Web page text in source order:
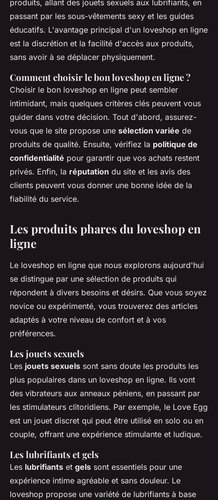
produits, allant des jouets sexuels aux lubrifiants, en
passant par les sous-vêtements sexy et les guides
éducatifs. L'avantage principal d'un loveshop en ligne
est la discrétion et la facilité d'accès aux produits,
sans avoir à se déplacer physiquement.
Comment choisir le bon loveshop en ligne ?
Choisir le bon loveshop en ligne peut sembler
intimidant, mais quelques critères clés peuvent vous
guider dans votre décision. Tout d'abord, assurez-
vous que le site propose une sélection variée de
produits de qualité. Ensuite, vérifiez la politique de
confidentialité pour garantir que vos achats restent
privés. Enfin, la réputation du site et les avis des
clients peuvent vous donner une bonne idée de la
fiabilité du service.
Les produits phares du loveshop en
ligne
Le loveshop en ligne que nous explorons aujourd'hui
se distingue par une sélection de produits qui
répondent à divers besoins et désirs. Que vous soyez
novice ou expérimenté, vous trouverez des articles
adaptés à votre niveau de confort et à vos
préférences.
Les jouets sexuels
Les jouets sexuels sont sans doute les produits les
plus populaires dans un loveshop en ligne. Ils vont
des vibrateurs aux anneaux péniens, en passant par
les stimulateurs clitoridiens. Par exemple, le Love Egg
est un jouet discret qui peut être utilisé en solo ou en
couple, offrant une expérience stimulante et ludique.
Les lubrifiants et gels
Les lubrifiants et gels sont essentiels pour une
expérience intime agréable et sans douleur. Le
loveshop propose une variété de lubrifiants à base